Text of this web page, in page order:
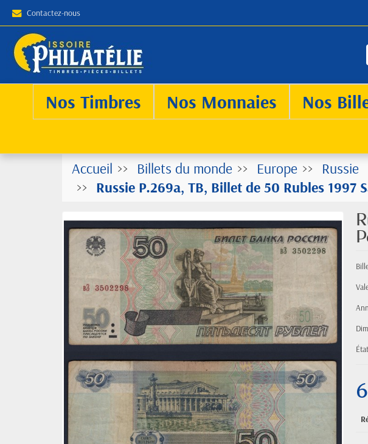
Contactez-nous
Nos Timbres Nos Monnaies Nos
Accueil Billets du monde Europe
Russie
Russie P.269a, TB, Billet de 50 Rubles 1997